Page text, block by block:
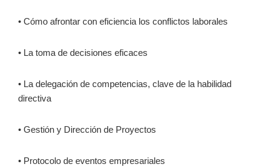
• Cómo afrontar con eficiencia los conflictos laborales
• La toma de decisiones eficaces
• La delegación de competencias, clave de la habilidad
directiva
• Gestión y Dirección de Proyectos
• Protocolo de eventos empresariales